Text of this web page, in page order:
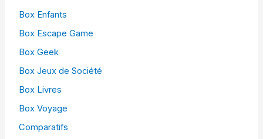
Box Enfants
Box Escape Game
Box Geek
Box Jeux de Société
Box Livres
Box Voyage
Comparatifs